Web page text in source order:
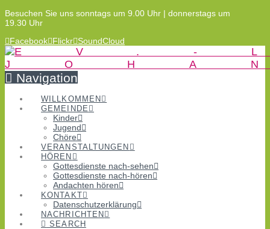
Besuchen Sie uns sonntags um 9.00 Uhr | donnerstags um
19.30 Uhr
Facebook Flickr SoundCloud
Navigation
WILLKOMMEN
GEMEINDE
Kinder
Jugend
Chöre
VERANSTALTUNGEN
HÖREN
Gottesdienste nach-sehen
Gottesdienste nach-hören
Andachten hören
KONTAKT
Datenschutzerklärung
NACHRICHTEN
SEARCH